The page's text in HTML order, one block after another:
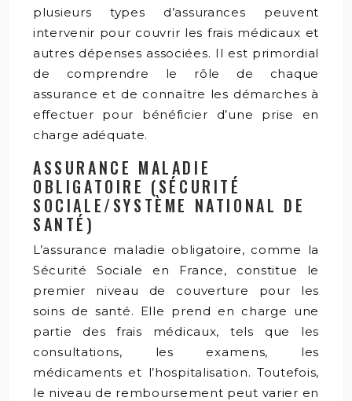
plusieurs types d’assurances peuvent
intervenir pour couvrir les frais médicaux et
autres dépenses associées. Il est primordial
de comprendre le rôle de chaque
assurance et de connaître les démarches à
effectuer pour bénéficier d’une prise en
charge adéquate.
ASSURANCE MALADIE
OBLIGATOIRE (SÉCURITÉ
SOCIALE/SYSTÈME NATIONAL DE
SANTÉ)
L’assurance maladie obligatoire, comme la
Sécurité Sociale en France, constitue le
premier niveau de couverture pour les
soins de santé. Elle prend en charge une
partie des frais médicaux, tels que les
consultations, les examens, les
médicaments et l’hospitalisation. Toutefois,
le niveau de remboursement peut varier en